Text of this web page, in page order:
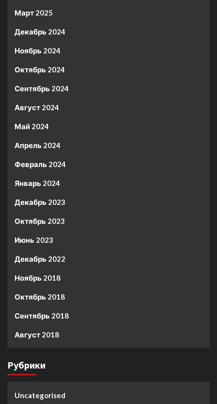
Март 2025
Декабрь 2024
Ноябрь 2024
Октябрь 2024
Сентябрь 2024
Август 2024
Май 2024
Апрель 2024
Февраль 2024
Январь 2024
Декабрь 2023
Октябрь 2023
Июнь 2023
Декабрь 2022
Ноябрь 2018
Октябрь 2018
Сентябрь 2018
Август 2018
Рубрики
Uncategorised